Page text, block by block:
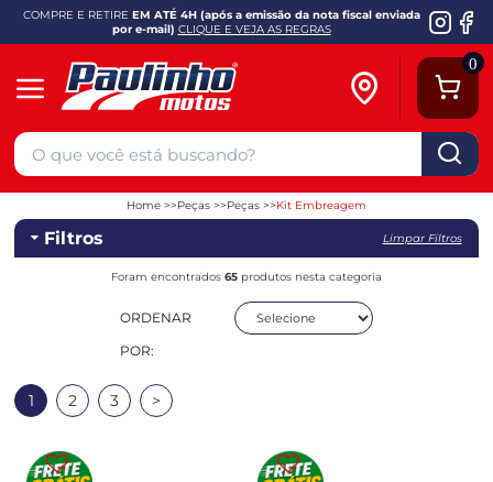
COMPRE E RETIRE EM ATÉ 4H (após a emissão da nota fiscal enviada
por e-mail) CLIQUE E VEJA AS REGRAS
0
Home Peças Peças Kit Embreagem
Filtros Limpar Filtros
Foram encontrados 65 produtos nesta categoria
ORDENAR
POR:
1 2 3 >